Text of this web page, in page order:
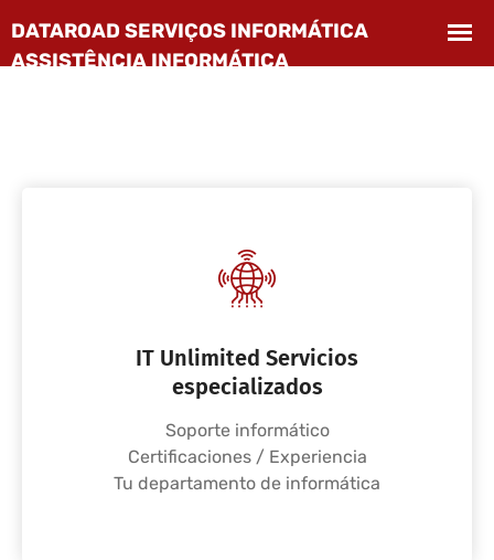
IT Unlimited Servicios
especializados
Soporte informático
Certificaciones / Experiencia
Tu departamento de informática